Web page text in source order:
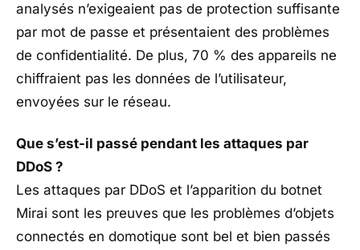
analysés n’exigeaient pas de protection suffisante
par mot de passe et présentaient des problèmes
de confidentialité. De plus, 70 % des appareils ne
chiffraient pas les données de l’utilisateur,
envoyées sur le réseau.
Que s’est-il passé pendant les attaques par
DDoS ?
Les attaques par DDoS et l’apparition du botnet
Mirai sont les preuves que les problèmes d’objets
connectés en domotique sont bel et bien passés